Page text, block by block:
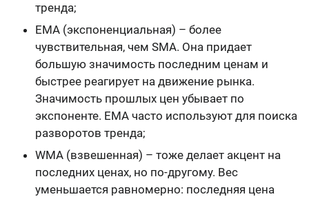
тренда;
EMA (экспоненциальная) – более
чувствительная, чем SMA. Она придает
большую значимость последним ценам и
быстрее реагирует на движение рынка.
Значимость прошлых цен убывает по
экспоненте. EMA часто используют для поиска
разворотов тренда;
WMA (взвешенная) – тоже делает акцент на
последних ценах, но по-другому. Вес
уменьшается равномерно: последняя цена